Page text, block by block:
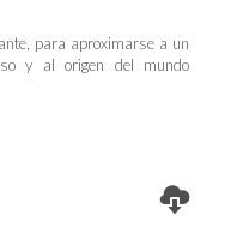
para aproximarse a un
y al origen del mundo